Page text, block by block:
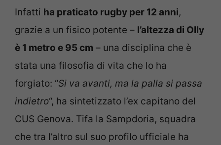
Infatti ha praticato rugby per 12 anni,
grazie a un fisico potente – l’altezza di Olly
è 1 metro e 95 cm – una disciplina che è
stata una filosofia di vita che lo ha
forgiato: “Si va avanti, ma la palla si passa
indietro“, ha sintetizzato l’ex capitano del
CUS Genova. Tifa la Sampdoria, squadra
che tra l’altro sul suo profilo ufficiale ha